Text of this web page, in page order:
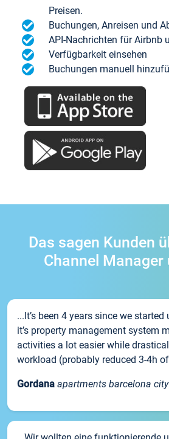
Preisen.
Buchungen, Anreisen und
API-Nachrichten für Airbnb
Verfügbarkeit einsehen
Buchungen manuell
Das sagen Kunden
Channel Manager
...It’s been 4 years since we
it’s property management system
activities a lot easier while
workload (probably reduced 3-4h
Gordana apartments barcelona city